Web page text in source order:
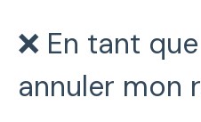
❌ En tant
annuler mon